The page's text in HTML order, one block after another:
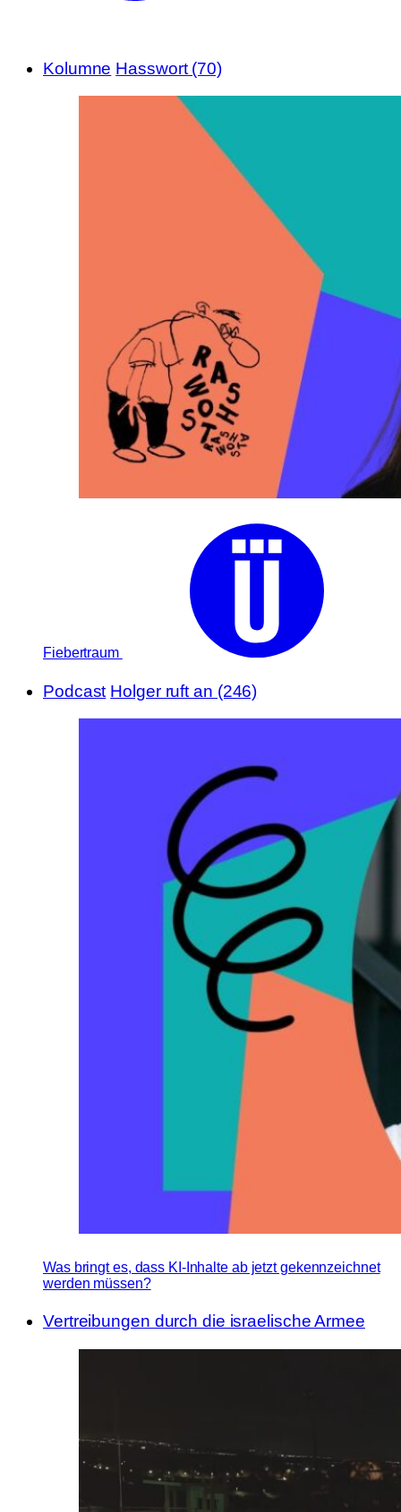
Kolumne Hasswort (70)
Fiebertraum
Podcast Holger ruft an (246)
Was bringt es, dass KI-Inhalte ab jetzt gekennzeichnet
werden müssen?
Vertreibungen durch die israelische Armee